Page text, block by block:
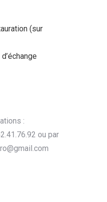
(sur
:
ou par